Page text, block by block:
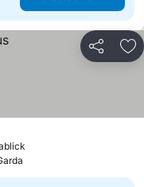
Teilen